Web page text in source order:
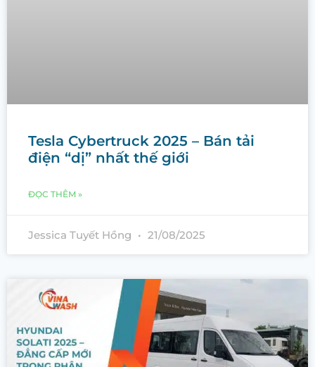
Tesla Cybertruck 2025 – Bán tải
điện “dị” nhất thế giới
ĐỌC THÊM »
Jessica Tuyết Hồng 21/08/2025